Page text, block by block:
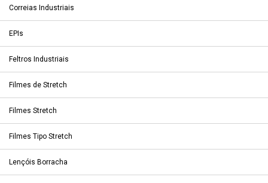
Correias Industriais
EPIs
Feltros Industriais
Filmes de Stretch
Filmes Stretch
Filmes Tipo Stretch
Lençóis Borracha